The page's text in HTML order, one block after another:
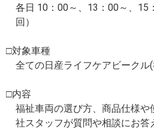
各日 10：00～、13：00～、15
回）
□対象車種
全ての日産ライフケアビークル
□内容
福祉車両の選び方、商品仕様や
社スタッフが質問や相談にお答